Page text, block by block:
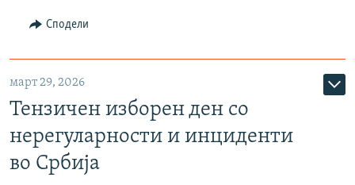
Сподели
март 29, 2026
Тензичен изборен ден со
нерегуларности и инциденти
во Србија